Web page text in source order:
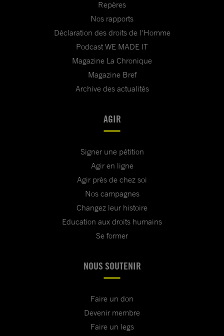
Repères
Nos rapports
Déclaration des droits de l'Homme
Podcast WE MADE IT
Magazine La Chronique
Magazine Bref
Archive des actualités
AGIR
Signer une pétition
Agir en ligne
Agir près de chez soi
Nos campagnes
Changez leur histoire
Education aux droits humains
Se former
NOUS SOUTENIR
Faire un don
Devenir membre
Faire un legs